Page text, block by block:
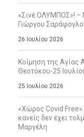
«Σινέ ΟΛΥΜΠΟΣ»! –
Γιώργου
26 Ιουλίου 2026
Κοίμηση της Αγίας
Θεοτόκου-25
25 Ιουλίου 2026
«Χώρος Covid
κανείς δεν έχει
Μαργέλη